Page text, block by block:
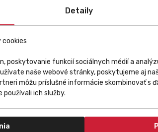
pomerom hrejivosti a hmotnosti. Je
Údržbu telesného tepla podporuje
Detaily
cookies
poskytovanie funkcií sociálnych médií a
naše webové stránky, poskytujeme aj
môžu príslušné informácie skombinovať s
používali ich služby.